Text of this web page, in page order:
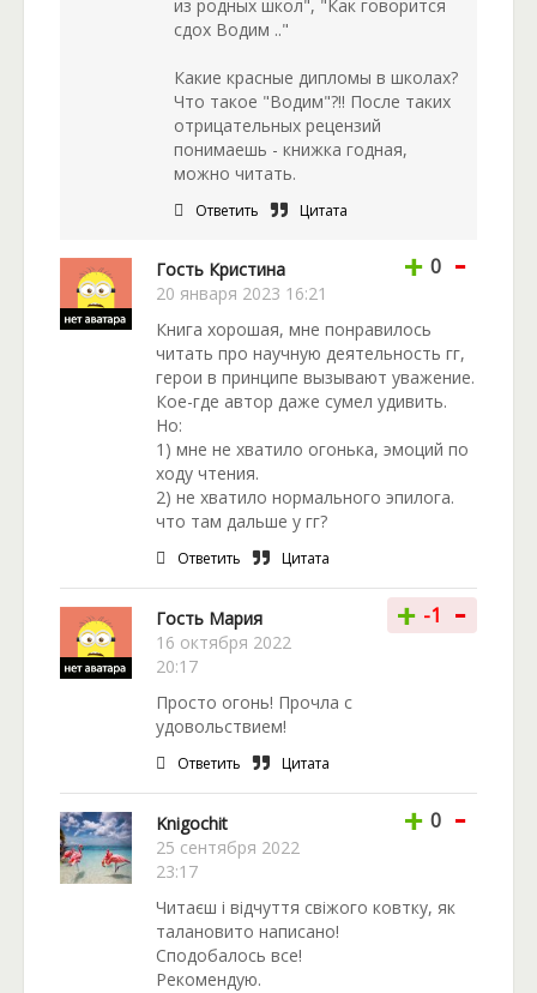
из родных школ", "Как говорится
сдох Водим .."
Какие красные дипломы в школах?
Что такое "Водим"?!! После таких
отрицательных рецензий
понимаешь - книжка годная,
можно читать.
Ответить Цитата
Гость Кристина
20 января 2023 16:21
+ 0 -
Книга хорошая, мне понравилось
читать про научную деятельность гг,
герои в принципе вызывают уважение.
Кое-где автор даже сумел удивить.
Но:
1) мне не хватило огонька, эмоций по
ходу чтения.
2) не хватило нормального эпилога.
что там дальше у гг?
Ответить Цитата
Гость Мария
16 октября 2022
20:17
+ -1 -
Просто огонь! Прочла с
удовольствием!
Ответить Цитата
Knigochit
25 сентября 2022
23:17
+ 0 -
Читаєш і відчуття свіжого ковтку, як
талановито написано!
Сподобалось все!
Рекомендую.